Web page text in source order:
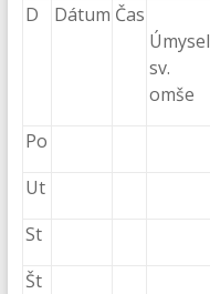
D Dátum Čas
Úmysel
sv.
omše
Po
Ut
St
Št